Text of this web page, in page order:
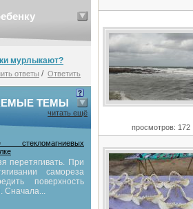
мурлыкают?
ответы / Ответить
ТЕМЫ
читать ещё
стекломагниевых
перетягивать. При
самореза
поверхность
Сначала...
просмотров: 172